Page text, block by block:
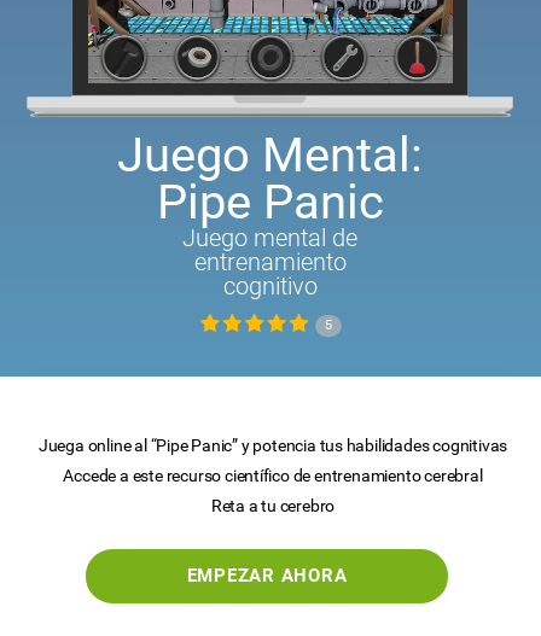
Juego Mental:
Pipe Panic
Juego mental de
entrenamiento
cognitivo
5
Juega online al “Pipe Panic” y potencia tus habilidades cognitivas
Accede a este recurso científico de entrenamiento cerebral
Reta a tu cerebro
EMPEZAR AHORA